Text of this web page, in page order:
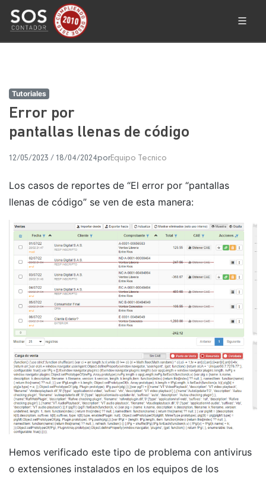
Tutoriales
Error por
pantallas llenas de código
12/05/2023 / 18/04/2024porEquipo Tecnico
Los casos de reportes de “El error por “pantallas
llenas de código” se ven de esta manera:
Hemos verificado este tipo de problema con antivirus
o extensiones instalados en los equipos de los